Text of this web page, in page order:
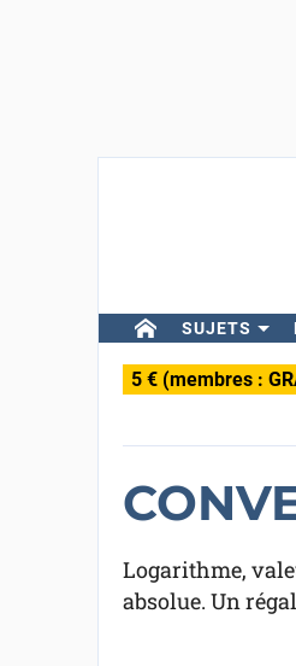
SUJETS
5 € (membres :
Logarithme,
absolue. Un